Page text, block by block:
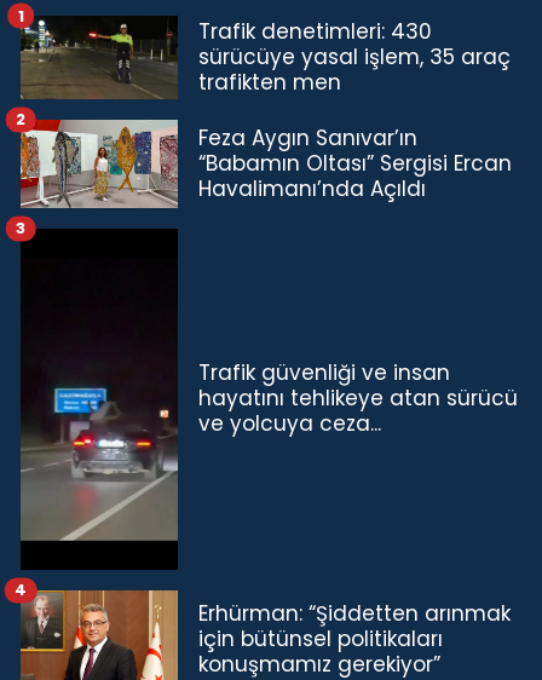
Trafik denetimleri: 430
sürücüye yasal işlem, 35 araç
trafikten men
1
Feza Aygın Sanıvar’ın
“Babamın Oltası” Sergisi Ercan
Havalimanı’nda Açıldı
2
Trafik güvenliği ve insan
hayatını tehlikeye atan sürücü
ve yolcuya ceza...
3
Erhürman: “Şiddetten arınmak
için bütünsel politikaları
konuşmamız gerekiyor”
4